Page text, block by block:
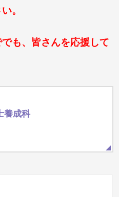
。
も、皆さんを応援して
養成科